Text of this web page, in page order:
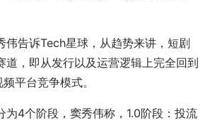
伟告诉Tech星球，从趋势来讲，短剧
道，即从发行以及运营逻辑上完全回到
平台竞争模式。
为4个阶段，窦秀伟称，1.0阶段：投流